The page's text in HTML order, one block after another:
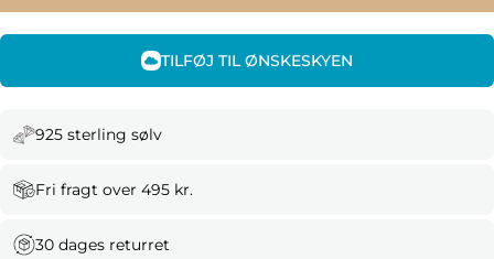
TILFØJ TIL ØNSKESKYEN
925 sterling sølv
Fri fragt over 495 kr.
30 dages returret